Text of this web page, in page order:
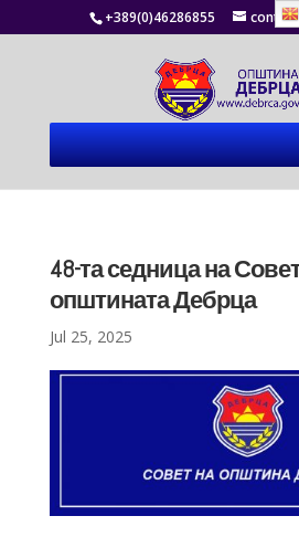
+389(0)46286855
48-та седница на
општината Дебрца
Jul 25, 2025